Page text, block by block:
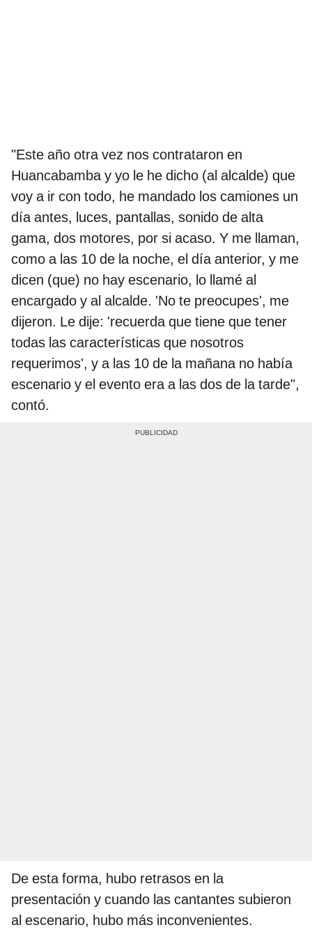
"Este año otra vez nos contrataron en
Huancabamba y yo le he dicho (al alcalde) que
voy a ir con todo, he mandado los camiones un
día antes, luces, pantallas, sonido de alta
gama, dos motores, por si acaso. Y me llaman,
como a las 10 de la noche, el día anterior, y me
dicen (que) no hay escenario, lo llamé al
encargado y al alcalde. 'No te preocupes', me
dijeron. Le dije: 'recuerda que tiene que tener
todas las características que nosotros
requerimos', y a las 10 de la mañana no había
escenario y el evento era a las dos de la tarde",
contó.
De esta forma, hubo retrasos en la
presentación y cuando las cantantes subieron
al escenario, hubo más inconvenientes.